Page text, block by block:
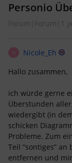
Personio
Forum|Forum|1
N
Nicole_Eh
Hallo zusammen,
ich würde gerne
Überstunden
wiedergibt (in
schicken
Probleme. Zum
Teil “sontiges”
entfernen und